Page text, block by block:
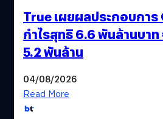
True เผยผลประกอบกา
กำไรสุทธิ 6.6 พันล้านบา
5.2 พันล้าน
04/08/2026
Read More